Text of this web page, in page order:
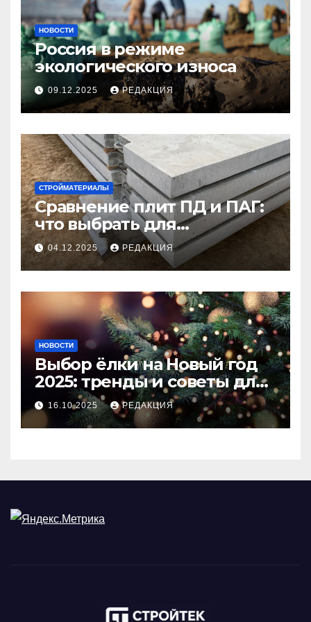
НОВОСТИ
Россия в режиме
экологического износа
09.12.2025 РЕДАКЦИЯ
СТРОЙМАТЕРИАЛЫ
Сравнение плит ПД и ПАГ:
что выбрать для
долговечного и прочного
покрытия
04.12.2025 РЕДАКЦИЯ
НОВОСТИ
Выбор ёлки на Новый год
2025: тренды и советы для
идеального праздника
16.10.2025 РЕДАКЦИЯ